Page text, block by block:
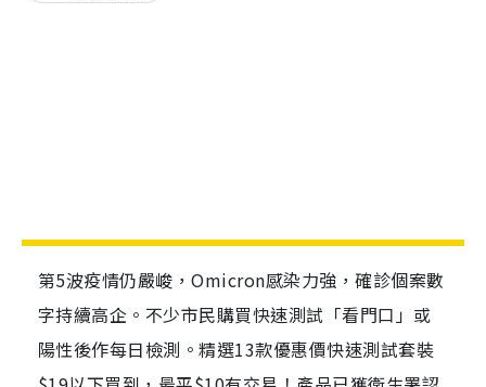
第5波疫情仍嚴峻，Omicron感染力強，確診個案數
字持續高企。不少市民購買快速測試「看門口」或
陽性後作每日檢測。精選13款優惠價快速測試套裝